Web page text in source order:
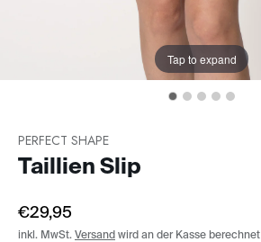
Tap to expand
PERFECT SHAPE
Taillien Slip
€29,95
inkl. MwSt. Versand wird an der Kasse berechnet